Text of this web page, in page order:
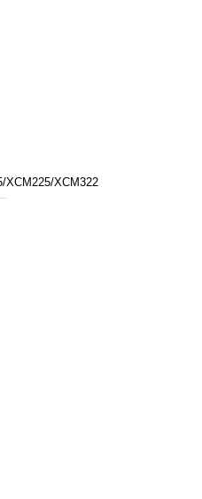
XCM225/XCM322